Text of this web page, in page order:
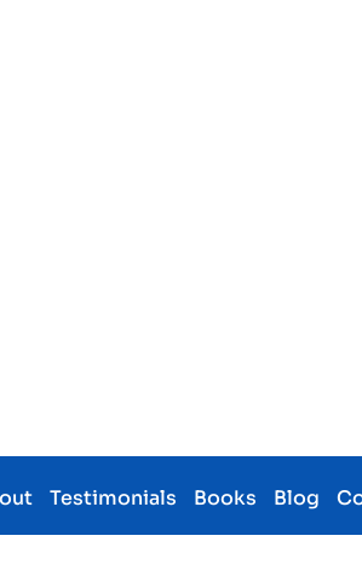
Testimonials Books Blog